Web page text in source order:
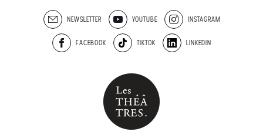
NEWSLETTER YOUTUBE INSTAGRAM
FACEBOOK TIKTOK LINKEDIN